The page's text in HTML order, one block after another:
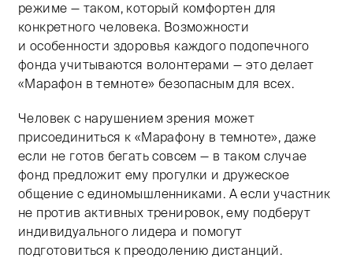
режиме — таком, который комфортен для
конкретного человека. Возможности
и особенности здоровья каждого подопечного
фонда учитываются волонтерами — это делает
«Марафон в темноте» безопасным для всех.
Человек с нарушением зрения может
присоединиться к «Марафону в темноте», даже
если не готов бегать совсем — в таком случае
фонд предложит ему прогулки и дружеское
общение с единомышленниками. А если участник
не против активных тренировок, ему подберут
индивидуального лидера и помогут
подготовиться к преодолению дистанций.